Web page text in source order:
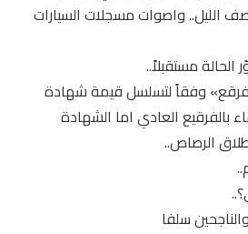
الليل.. واصوات مسجلات السيارات
مستقبلاً..
وفقاً لتسلسل قيمة شهادة
بالفرقيع العادي اما الشهادة
الرصاص..
سلفا